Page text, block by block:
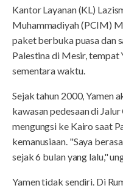
Kantor Layanan (KL)
Muhammadiyah (PCIM)
paket berbuka puasa dan
Palestina di Mesir, tempat
sementara waktu.
Sejak tahun 2000, Yamen
kawasan pedesaan di
mengungsi ke Kairo saat
kemanusiaan. "Saya
sejak 6 bulan yang lalu,"
Yamen tidak sendiri. Di